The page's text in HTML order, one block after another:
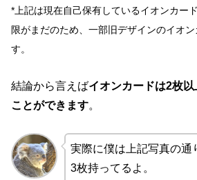
*上記は現在自己保有しているイオンカー
限がまだのため、一部旧デザインのイオ
す。
結論から言えばイオンカードは2枚
ことができます。
実際に僕は上記写真の通
3枚持ってるよ。